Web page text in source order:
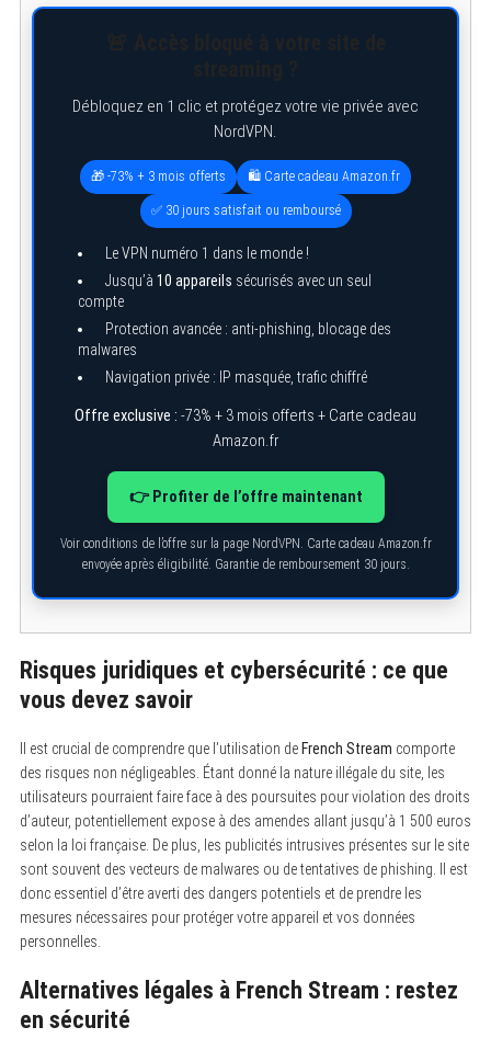
Débloquez en 1 clic et protégez votre vie privée avec
NordVPN.
🎁 -73% + 3 mois offerts 🛍️ Carte cadeau Amazon.fr
✅ 30 jours satisfait ou remboursé
Le VPN numéro 1 dans le monde !
Jusqu’à 10 appareils sécurisés avec un seul
compte
Protection avancée : anti-phishing, blocage des
malwares
Navigation privée : IP masquée, trafic chiffré
Offre exclusive : -73% + 3 mois offerts + Carte cadeau
Amazon.fr
👉 Profiter de l’offre maintenant
Voir conditions de l’offre sur la page NordVPN. Carte cadeau Amazon.fr
envoyée après éligibilité. Garantie de remboursement 30 jours.
Risques juridiques et cybersécurité : ce que
vous devez savoir
Il est crucial de comprendre que l’utilisation de French Stream comporte
des risques non négligeables. Étant donné la nature illégale du site, les
utilisateurs pourraient faire face à des poursuites pour violation des droits
d’auteur, potentiellement expose à des amendes allant jusqu’à 1 500 euros
selon la loi française. De plus, les publicités intrusives présentes sur le site
sont souvent des vecteurs de malwares ou de tentatives de phishing. Il est
donc essentiel d’être averti des dangers potentiels et de prendre les
mesures nécessaires pour protéger votre appareil et vos données
personnelles.
Alternatives légales à French Stream : restez
en sécurité